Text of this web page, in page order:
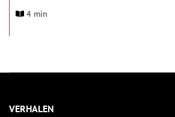
1950 kreeg deze mythische held zijn
kennen we alleen maar omdat het in
4 min
VERHALEN